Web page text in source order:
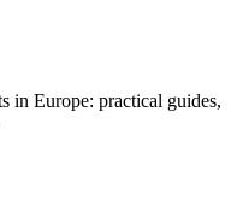
in Europe: practical guides,